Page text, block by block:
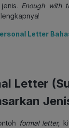
Enough with
Letter
Letter
formal letter,